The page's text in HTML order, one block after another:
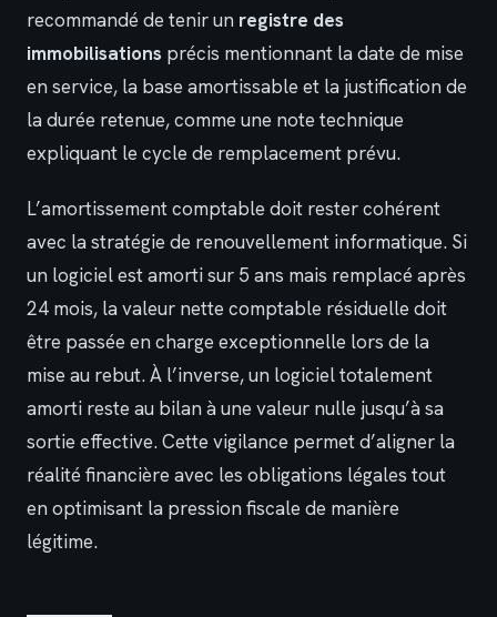
recommandé de tenir un registre des
immobilisations précis mentionnant la date de mise
en service, la base amortissable et la justification de
la durée retenue, comme une note technique
expliquant le cycle de remplacement prévu.
L’amortissement comptable doit rester cohérent
avec la stratégie de renouvellement informatique. Si
un logiciel est amorti sur 5 ans mais remplacé après
24 mois, la valeur nette comptable résiduelle doit
être passée en charge exceptionnelle lors de la
mise au rebut. À l’inverse, un logiciel totalement
amorti reste au bilan à une valeur nulle jusqu’à sa
sortie effective. Cette vigilance permet d’aligner la
réalité financière avec les obligations légales tout
en optimisant la pression fiscale de manière
légitime.